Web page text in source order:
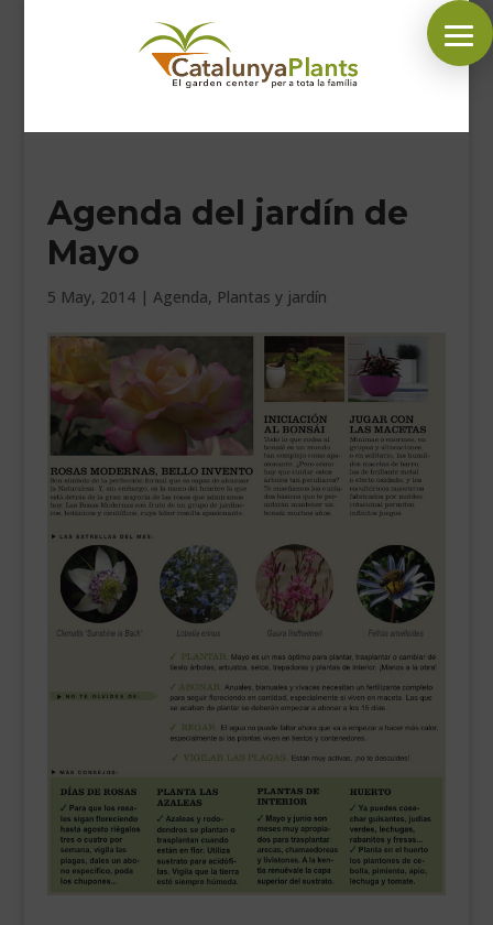
SÍGUENOS EN:
INICIO
PLANTAS
DECORACIÓN
HORARIO GARDEN
CONTACTAR
___________________________
VEURE EN CATALÀ
Agenda del jardín de
Mayo
5 May, 2014| Agenda, Plantas y jardín